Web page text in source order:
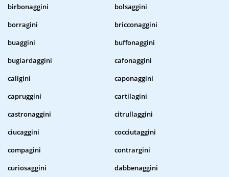
birbonaggini
bolsaggini
borragini
bricconaggini
buaggini
buffonaggini
bugiardaggini
cafonaggini
caligini
caponaggini
capruggini
cartilagini
castronaggini
citrullaggini
ciucaggini
cocciutaggini
compagini
contrargini
curiosaggini
dabbenaggini